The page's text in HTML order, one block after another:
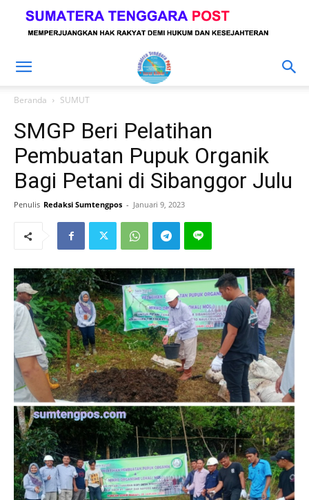
Beranda SUMUT
SMGP Beri Pelatihan
Pembuatan Pupuk Organik
Bagi Petani di Sibanggor Julu
Penulis Redaksi Sumtengpos - Januari 9, 2023